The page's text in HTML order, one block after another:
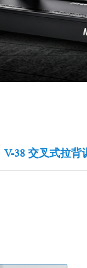
V-38 交叉式拉背